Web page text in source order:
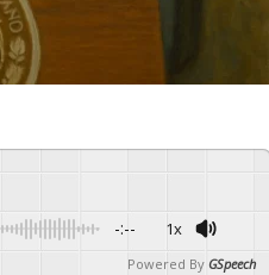
-:-- 1x
Powered By GSpeech